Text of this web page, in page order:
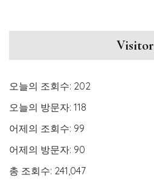
Visitor
오늘의 조회수: 202
오늘의 방문자: 118
어제의 조회수: 99
어제의 방문자: 90
총 조회수: 241,047